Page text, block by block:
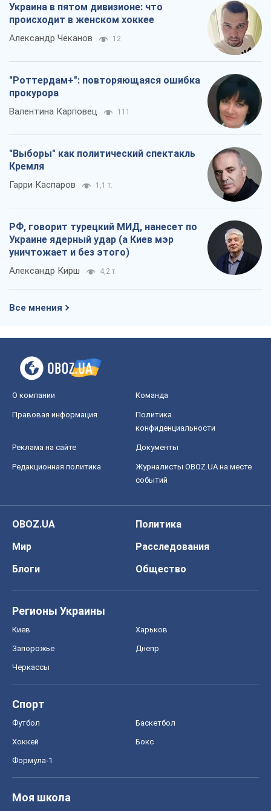
Украина в пятом дивизионе: что
происходит в женском хоккее
Александр Чеканов 12
"Роттердам+": повторяющаяся ошибка
прокурора
Валентина Карповец 111
"Выборы" как политический спектакль
Кремля
Гарри Каспаров 1,1 т.
РФ, говорит турецкий МИД, нанесет по
Украине ядерный удар (а Киев мэр
уничтожает и без этого)
Александр Кирш 4,2 т.
Все мнения
О компании Команда
Правовая информация
Политика
конфиденциальности
Реклама на сайте Документы
Редакционная политика
Журналисты OBOZ.UA на месте
событий
OBOZ.UA
Политика
Мир
Расследования
Блоги
Общество
Регионы Украины
Киев Харьков
Запорожье Днепр
Черкассы
Спорт
Футбол Баскетбол
Хоккей Бокс
Формула-1
Моя школа